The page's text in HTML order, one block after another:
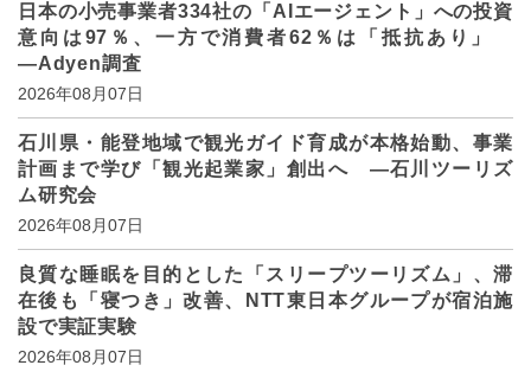
日本の小売事業者334社の「AIエージェント」への投資
意向は97％、一方で消費者62％は「抵抗あり」
―Adyen調査
2026年08月07日
石川県・能登地域で観光ガイド育成が本格始動、事業
計画まで学び「観光起業家」創出へ ―石川ツーリズ
ム研究会
2026年08月07日
良質な睡眠を目的とした「スリープツーリズム」、滞
在後も「寝つき」改善、NTT東日本グループが宿泊施
設で実証実験
2026年08月07日